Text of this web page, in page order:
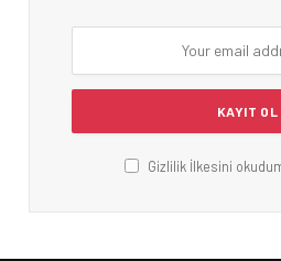
Gizlilik İlkesini